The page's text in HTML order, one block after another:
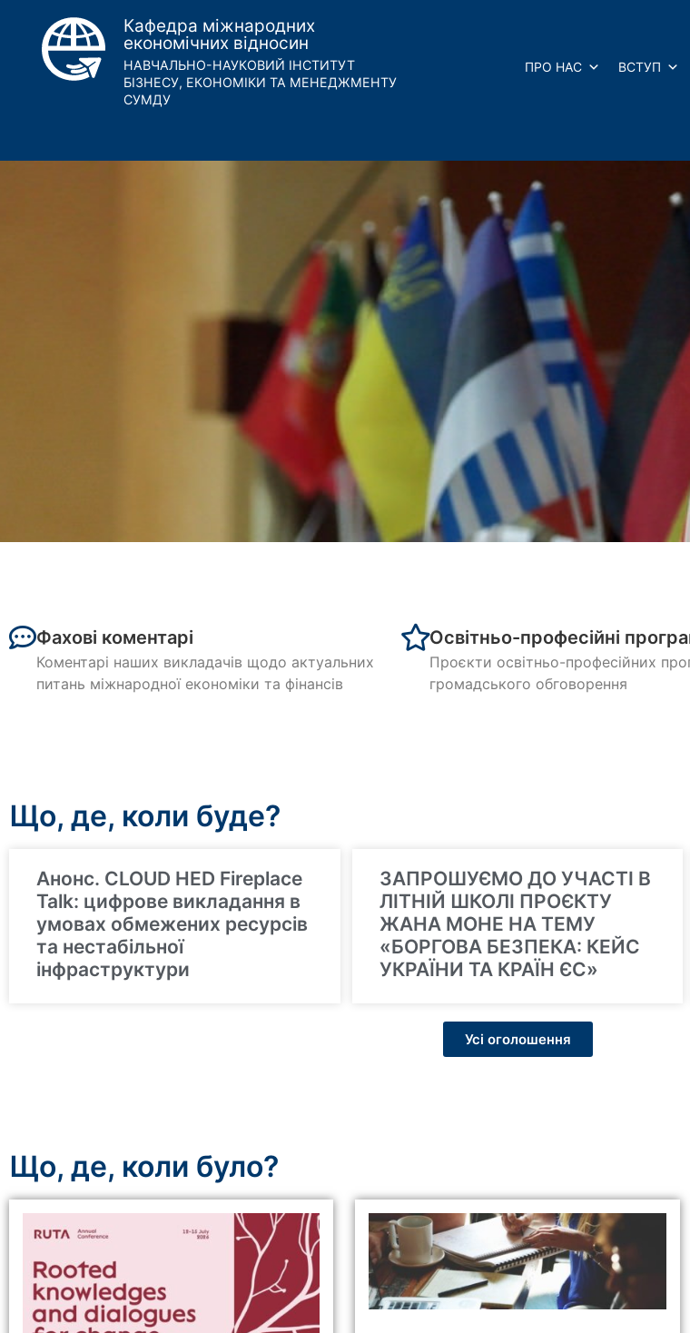
Кафедра міжнародних
економічних відносин
НАВЧАЛЬНО-НАУКОВИЙ ІНСТИТУТ
БІЗНЕСУ, ЕКОНОМІКИ ТА МЕНЕДЖМЕНТУ
СУМДУ
ПРО НАС ВСТУП
Дізнайся більше про
Фахові коментарі
Коментарі наших викладачів щодо актуальних
питань міжнародної економіки та фінансів
Освітньо-професійні
Проєкти освітньо-професійних
громадського обговорення
Що, де, коли буде?
Анонс. CLOUD HED Fireplace
Talk: цифрове викладання в
умовах обмежених ресурсів
та нестабільної
інфраструктури
ЗАПРОШУЄМО ДО УЧАСТІ В
ЛІТНІЙ ШКОЛІ ПРОЄКТУ
ЖАНА МОНЕ НА ТЕМУ
«БОРГОВА БЕЗПЕКА: КЕЙС
УКРАЇНИ ТА КРАЇН ЄС»
Усі оголошення
Що, де, коли було?